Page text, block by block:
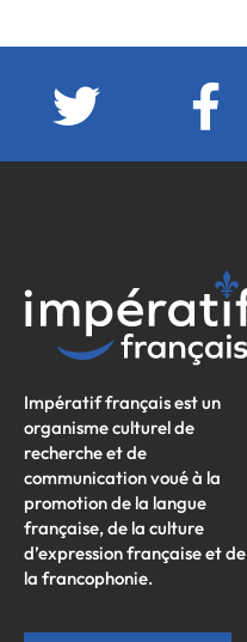
Impératif français est un
organisme culturel de
recherche et de
communication voué à la
promotion de la langue
française, de la culture
d’expression française et de
la francophonie.